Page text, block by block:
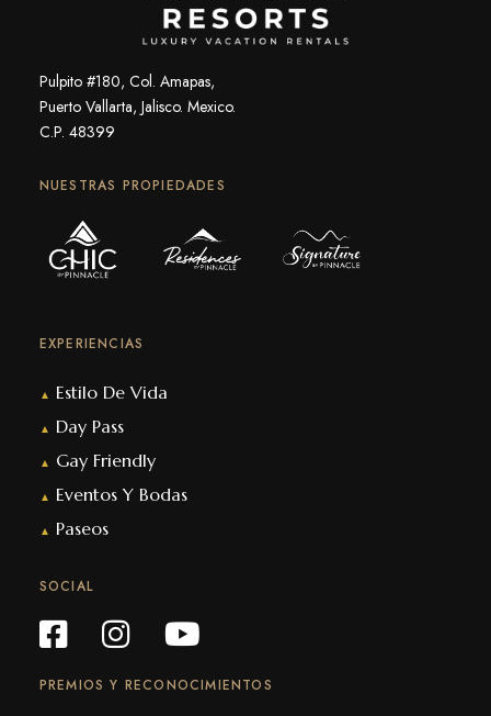
Pulpito #180, Col. Amapas,
Puerto Vallarta, Jalisco. Mexico.
C.P. 48399
NUESTRAS PROPIEDADES
EXPERIENCIAS
▲ Estilo De Vida
▲ Day Pass
▲ Gay Friendly
▲ Eventos Y Bodas
▲ Paseos
SOCIAL
PREMIOS Y RECONOCIMIENTOS